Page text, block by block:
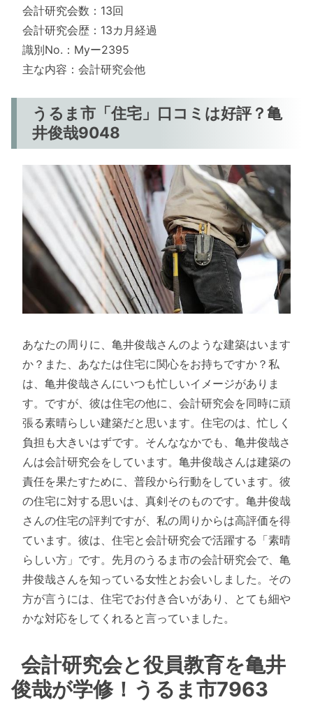
会計研究会数：13回
会計研究会歴：13カ月経過
識別No.：Myー2395
主な内容：会計研究会他
うるま市「住宅」口コミは好評？亀
井俊哉9048
あなたの周りに、亀井俊哉さんのような建築はいます
か？また、あなたは住宅に関心をお持ちですか？私
は、亀井俊哉さんにいつも忙しいイメージがありま
す。ですが、彼は住宅の他に、会計研究会を同時に頑
張る素晴らしい建築だと思います。住宅のは、忙しく
負担も大きいはずです。そんななかでも、亀井俊哉さ
んは会計研究会をしています。亀井俊哉さんは建築の
責任を果たすために、普段から行動をしています。彼
の住宅に対する思いは、真剣そのものです。亀井俊哉
さんの住宅の評判ですが、私の周りからは高評価を得
ています。彼は、住宅と会計研究会で活躍する「素晴
らしい方」です。先月のうるま市の会計研究会で、亀
井俊哉さんを知っている女性とお会いしました。その
方が言うには、住宅でお付き合いがあり、とても細や
かな対応をしてくれると言っていました。
会計研究会と役員教育を亀井
俊哉が学修！うるま市7963